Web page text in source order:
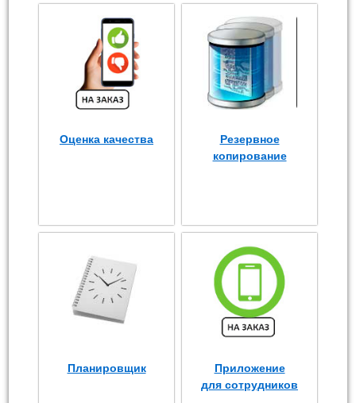
Оценка качества
Резервное
копирование
Планировщик
Приложение
для сотрудников